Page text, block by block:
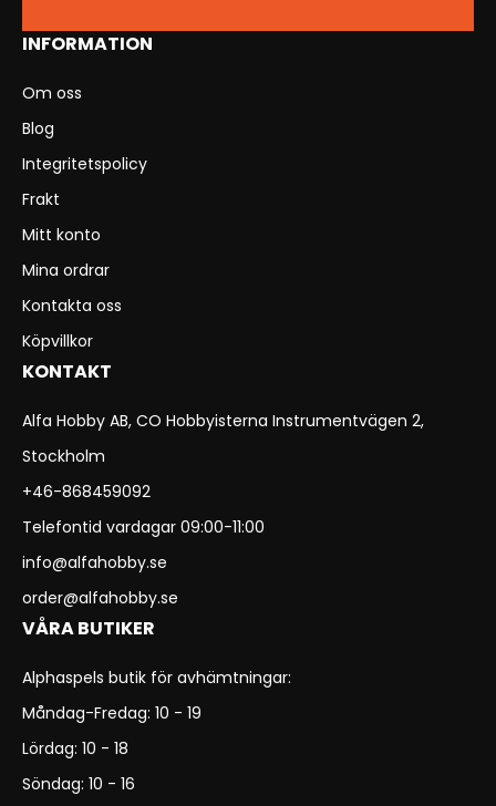
INFORMATION
Om oss
Blog
Integritetspolicy
Frakt
Mitt konto
Mina ordrar
Kontakta oss
Köpvillkor
KONTAKT
Alfa Hobby AB, CO Hobbyisterna Instrumentvägen 2,
Stockholm
+46-868459092
Telefontid vardagar 09:00-11:00
info@alfahobby.se
order@alfahobby.se
VÅRA BUTIKER
Alphaspels butik för avhämtningar:
Måndag-Fredag: 10 - 19
Lördag: 10 - 18
Söndag: 10 - 16